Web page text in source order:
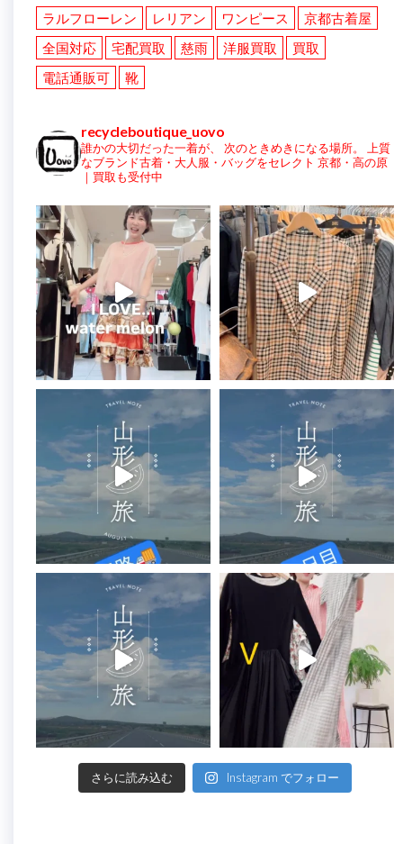
ラルフローレン レリアン ワンピース
京都古着屋
全国対応
宅配買取 慈雨 洋服買取
買取
電話通販可
靴
recycleboutique_uovo
誰かの大切だった一着が、 次のときめきになる場所。
上質
なブランド古着・大人服・バッグをセレクト 京都・高の原
｜買取も受付中
さらに読み込む Instagram でフォロー